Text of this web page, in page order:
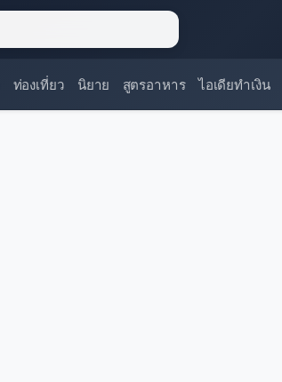
ท่องเที่ยว นิยาย สูตรอาหาร ไอเดียทำเงิน